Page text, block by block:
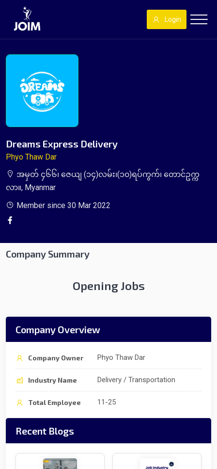
Login
Dreams Express Delivery
Phyo Thaw Dar
အမှတ် ၄၆၆၊ ဇေယျ (၁၄)လမ်း၊(၁၀)ရပ်ကွက်၊ တောင်ဥက္က
လာ။, Myanmar
Member since 30 Mar 2022
Company Summary
Opening Jobs
Company Overview
Company Owner Phyo Thaw Dar
Industry Name Delivery / Transportation
Total Employee 11-25
Recent Blogs